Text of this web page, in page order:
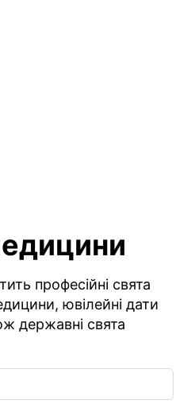
професійні свята
ювілейні дати
державні свята